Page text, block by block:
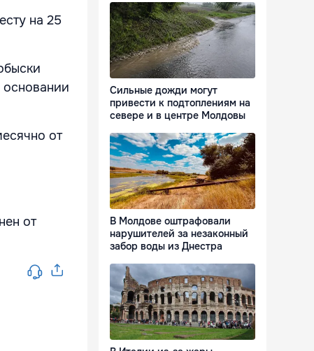
на 25
основании
от
от
Сильные дожди могут
привести к подтоплениям на
севере и в центре Молдовы
В Молдове оштрафовали
нарушителей за незаконный
забор воды из Днестра